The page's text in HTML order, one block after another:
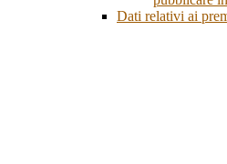
Dati relativi ai